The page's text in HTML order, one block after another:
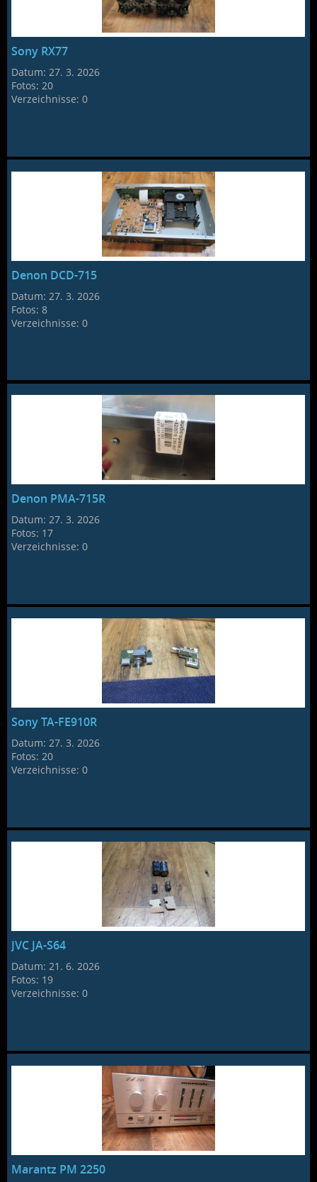
Sony RX77
Datum:27. 3. 2026
Fotos:20
Verzeichnisse:0
Denon DCD-715
Datum: 27. 3. 2026
Fotos:8
Verzeichnisse:0
Denon PMA-715R
Datum:27. 3. 2026
Fotos: 17
Verzeichnisse:0
Sony TA-FE910R
Datum:27. 3. 2026
Fotos:20
Verzeichnisse:0
JVC JA-S64
Datum:21. 6. 2026
Fotos: 19
Verzeichnisse:0
Marantz PM 2250